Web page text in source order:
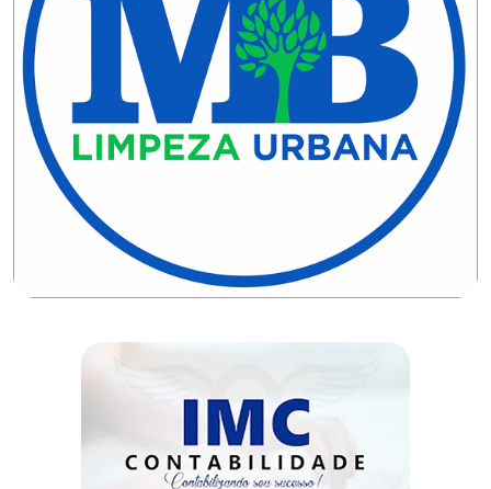
CARNAVAL
DO
RN
CICLISMO
COMPETIÇÃO
COMPROMISSO
CONFERÊNCIA
SAÚDE